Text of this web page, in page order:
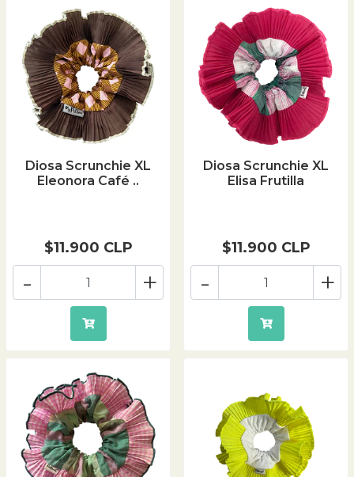
Diosa Scrunchie XL
Eleonora Café ..
$11.900 CLP
+
-
Diosa Scrunchie XL
Elisa Frutilla
$11.900 CLP
+
-